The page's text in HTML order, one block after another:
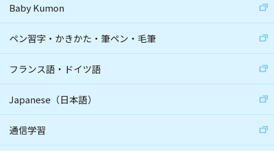
Baby Kumon
ペン習字・かきかた・筆ペン・毛筆
フランス語・ドイツ語
Japanese（日本語）
通信学習